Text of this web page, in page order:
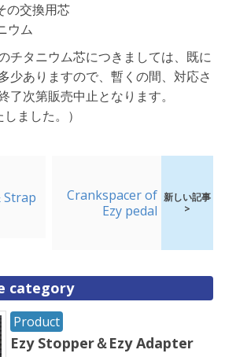
の交換用芯
ウム
チタニウム芯につきましては、既に
少ありますので、暫くの間、対応さ
了次第販売中止となります。
ました。）
Strap
Crankspacer of
Ezy pedal
新しい記事
>
category
Product
Ezy Stopper＆Ezy Adapter